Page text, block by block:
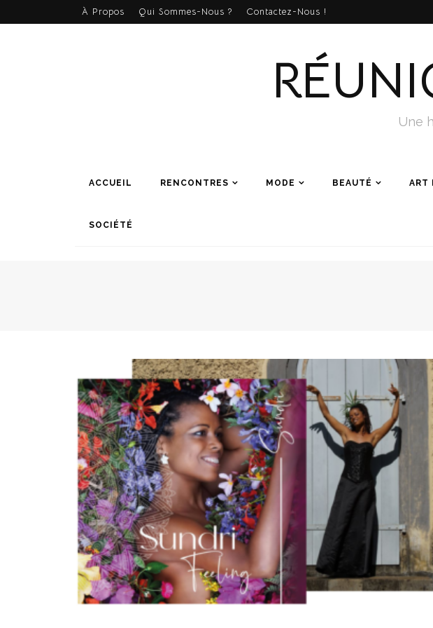
À Propos Qui Sommes-Nous ? Contactez-Nous !
Une
ACCUEIL RENCONTRES MODE BEAUTÉ ART
SOCIÉTÉ